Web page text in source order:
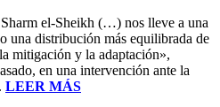
el-Sheikh (…) nos lleve a una
una distribución más equilibrada de
mitigación y la adaptación»,
en una intervención ante la
LEER MÁS